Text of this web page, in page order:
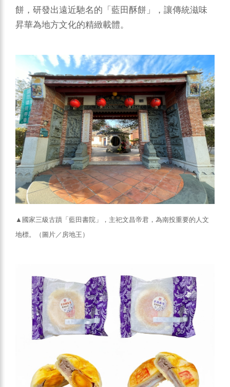
餅，研發出遠近馳名的「藍田酥餅」，讓傳統滋味
昇華為地方文化的精緻載體。
▲國家三級古蹟「藍田書院」，主祀文昌帝君，為南投重要的人文
地標。（圖片／房地王）